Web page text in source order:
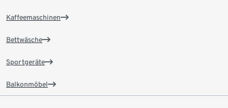
Kaffeemaschinen
Bettwäsche
Sportgeräte
Balkonmöbel